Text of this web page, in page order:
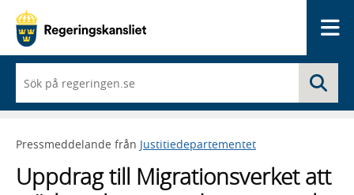
du
börjar
skriva
framträder
lista
med
Pressmeddelande från Justitiedepartementet
Uppdrag till Migrationsverket att